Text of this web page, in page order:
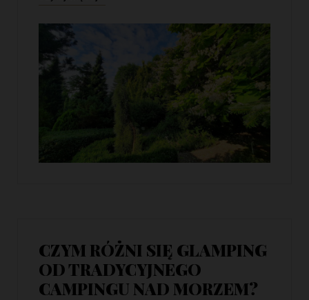
CZYM RÓŻNI SIĘ GLAMPING
OD TRADYCYJNEGO
CAMPINGU NAD MORZEM?